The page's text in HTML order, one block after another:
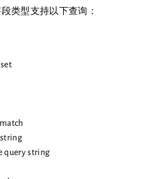
类型支持以下查询：
query string